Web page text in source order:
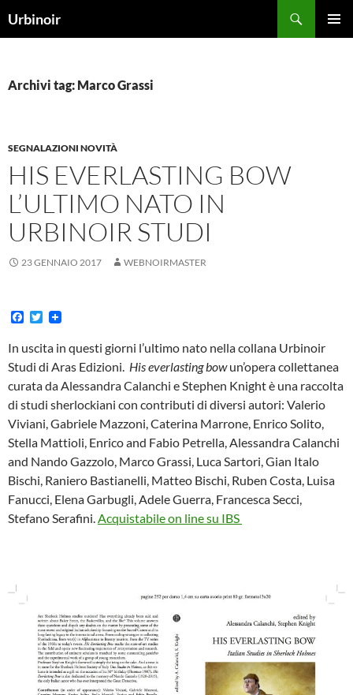
Urbinoir
Archivi tag: Marco Grassi
SEGNALAZIONI NOVITÀ
HIS EVERLASTING BOW
L’ULTIMO NATO IN
URBINOIR STUDI
23 GENNAIO 2017 WEBNOIRMASTER
F
e
b
o
k
T
i
t
t
r
In uscita in questi giorni l’ultimo nato nella collana Urbinoir
Studi di Aras Edizioni. His everlasting bowun’opera collettanea
curata da Alessandra Calanchi e Stephen Knight è una raccolta
di studi sherlockiani con contributi di diversi autori: Valerio
Viviani, Gabriele Mazzoni, Caterina Marrone, Enrico Solito,
Stella Mattioli, Enrico and Fabio Petrella, Alessandra Calanchi
and Nando Gazzolo, Marco Grassi, Luca Sartori, Gian Italo
Bischi, Raniero Bastianelli, Matteo Bischi, Ruben Costa, Luisa
Fanucci, Elena Garbugli, Adele Guerra, Francesca Secci,
Stefano Serafini.Acquistabile on line su IBS